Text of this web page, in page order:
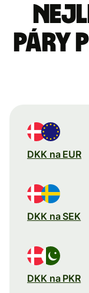
páry
DKK na EUR
DKK na SEK
DKK na PKR